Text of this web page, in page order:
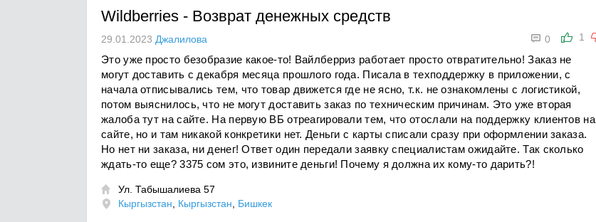
Wildberries - Возврат денежных средств
1
 0
29.01.2023 Джалилова
Это уже просто безобразие какое-то! Вайлберриз работает просто отвратительно! Заказ не
могут доставить с декабря месяца прошлого года. Писала в техподдержку в приложении, с
начала отписывались тем, что товар движется где не ясно, т.к. не ознакомлены с логистикой,
потом выяснилось, что не могут доставить заказ по техническим причинам. Это уже вторая
жалоба тут на сайте. На первую ВБ отреагировали тем, что отослали на поддержку клиентов на
сайте, но и там никакой конкретики нет. Деньги с карты списали сразу при оформлении заказа.
Но нет ни заказа, ни денег! Ответ один передали заявку специалистам ожидайте. Так сколько
ждать-то еще? 3375 сом это, извините деньги! Почему я должна их кому-то дарить?!

Ул. Табышалиева 57
Кыргызстан
Кыргызстан Бишкек